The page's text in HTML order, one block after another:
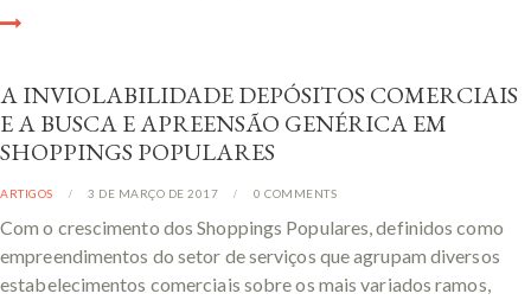
A INVIOLABILIDADE DEPÓSITOS COMERCIAIS
E A BUSCA E APREENSÃO GENÉRICA EM
SHOPPINGS POPULARES
ARTIGOS 3 DE MARÇO DE 2017 0 COMMENTS
Com o crescimento dos Shoppings Populares, definidos como
empreendimentos do setor de serviços que agrupam diversos
estabelecimentos comerciais sobre os mais variados ramos,